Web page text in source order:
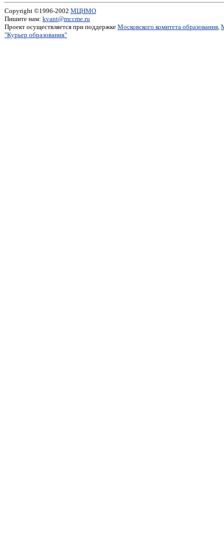
Copyright ©1996-2002 МЦНМО
Пишите нам: kvant@mccme.ru
Проект осуществляется при поддержке Московского комитета образования,
"Курьер образования"